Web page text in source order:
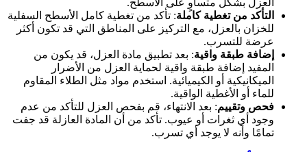
العزل بشكل متساوٍ على الأسطح.
التأكد من تغطية كاملة: تأكد من تغطية كامل الأسطح السفلية
للخزان بالعزل، مع التركيز على المناطق التي قد تكون أكثر
عرضة للتسرب.
إضافة طبقة واقية: بعد تطبيق مادة العزل، قد يكون من
المفيد إضافة طبقة واقية لحماية العزل من الأضرار
الميكانيكية أو الكيميائية. استخدم مواد مثل الطلاء المقاوم
للماء أو الأغطية الواقية.
فحص وتقييم: بعد الانتهاء، قم بفحص العزل للتأكد من عدم
وجود أي ثغرات أو عيوب. تأكد من أن المادة العازلة قد جفت
تمامًا وأنه لا يوجد أي تسرب.